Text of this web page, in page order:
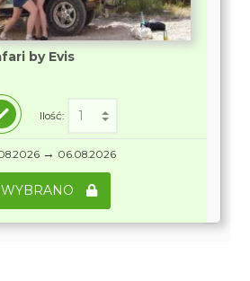
by Evis
Ilość:
→ 06.08.2026
WYBRANO